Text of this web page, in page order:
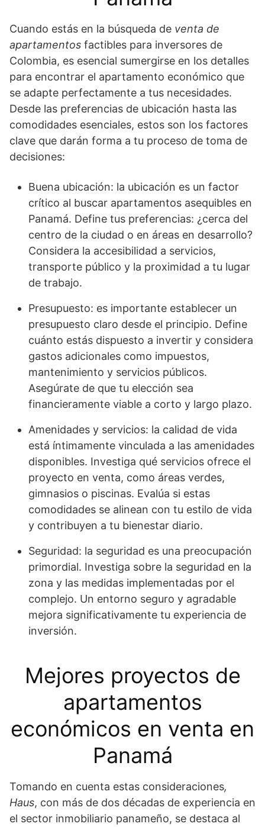
Cuando estás en la búsqueda de venta de
apartamentos factibles para inversores de
Colombia, es esencial sumergirse en los detalles
para encontrar el apartamento económico que
se adapte perfectamente a tus necesidades.
Desde las preferencias de ubicación hasta las
comodidades esenciales, estos son los factores
clave que darán forma a tu proceso de toma de
decisiones:
Buena ubicación: la ubicación es un factor
crítico al buscar apartamentos asequibles en
Panamá. Define tus preferencias: ¿cerca del
centro de la ciudad o en áreas en desarrollo?
Considera la accesibilidad a servicios,
transporte público y la proximidad a tu lugar
de trabajo.
Presupuesto: es importante establecer un
presupuesto claro desde el principio. Define
cuánto estás dispuesto a invertir y considera
gastos adicionales como impuestos,
mantenimiento y servicios públicos.
Asegúrate de que tu elección sea
financieramente viable a corto y largo plazo.
Amenidades y servicios: la calidad de vida
está íntimamente vinculada a las amenidades
disponibles. Investiga qué servicios ofrece el
proyecto en venta, como áreas verdes,
gimnasios o piscinas. Evalúa si estas
comodidades se alinean con tu estilo de vida
y contribuyen a tu bienestar diario.
Seguridad: la seguridad es una preocupación
primordial. Investiga sobre la seguridad en la
zona y las medidas implementadas por el
complejo. Un entorno seguro y agradable
mejora significativamente tu experiencia de
inversión.
Mejores proyectos de
apartamentos
económicos en venta en
Panamá
Tomando en cuenta estas consideraciones,
Haus, con más de dos décadas de experiencia en
el sector inmobiliario panameño, se destaca al